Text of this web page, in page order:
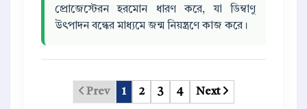
প্রোজেস্টেরন হরমোন ধারণ করে, যা ডিম্বাণু
উৎপাদন বন্ধের মাধ্যমে জন্ম নিয়ন্ত্রণে কাজ করে।
Prev 1 2 3 4 Next